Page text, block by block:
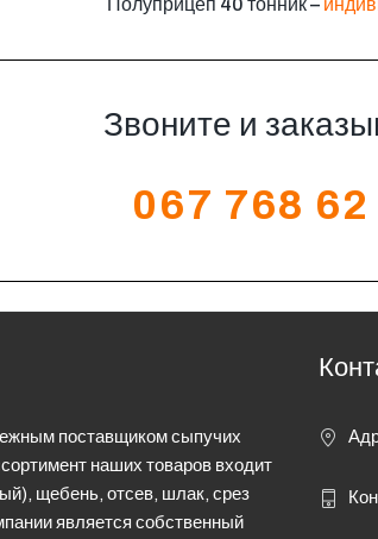
Звоните и
067 768 62
поставщиком сыпучих
наших товаров входит
щебень, отсев, шлак, срез
является собственный